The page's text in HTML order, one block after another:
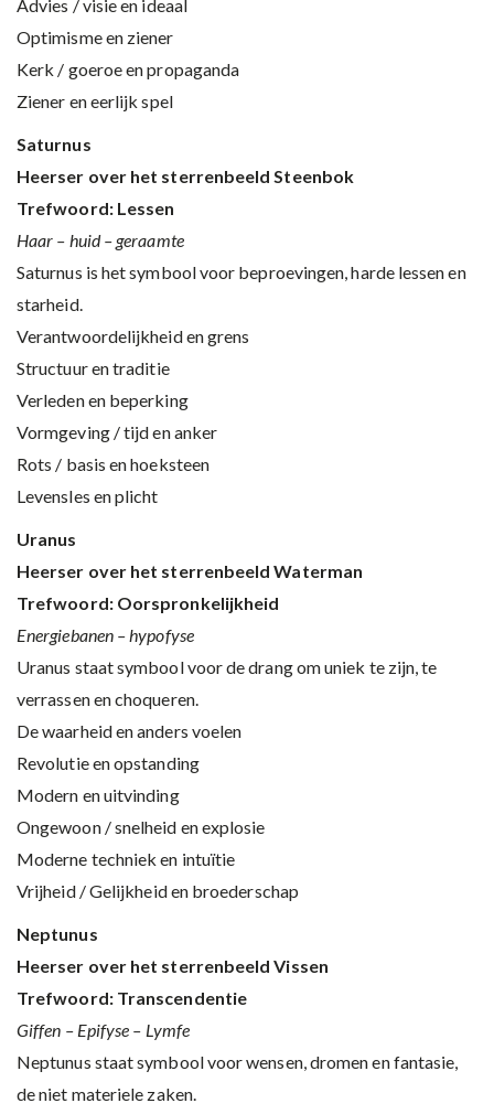
Advies / visie en ideaal
Optimisme en ziener
Kerk / goeroe en propaganda
Ziener en eerlijk spel
Saturnus
Heerser over het sterrenbeeld Steenbok
Trefwoord: Lessen
Haar – huid – geraamte
Saturnus is het symbool voor beproevingen, harde lessen en
starheid.
Verantwoordelijkheid en grens
Structuur en traditie
Verleden en beperking
Vormgeving / tijd en anker
Rots / basis en hoeksteen
Levensles en plicht
Uranus
Heerser over het sterrenbeeld Waterman
Trefwoord: Oorspronkelijkheid
Energiebanen – hypofyse
Uranus staat symbool voor de drang om uniek te zijn, te
verrassen en choqueren.
De waarheid en anders voelen
Revolutie en opstanding
Modern en uitvinding
Ongewoon / snelheid en explosie
Moderne techniek en intuïtie
Vrijheid / Gelijkheid en broederschap
Neptunus
Heerser over het sterrenbeeld Vissen
Trefwoord: Transcendentie
Giffen – Epifyse – Lymfe
Neptunus staat symbool voor wensen, dromen en fantasie,
de niet materiele zaken.